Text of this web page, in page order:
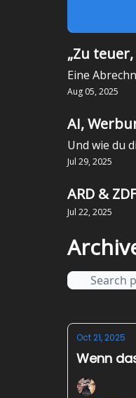
„Zu
Eine
Aug 05, 2025
AI,
Und wie du
Jul 29, 2025
ARD &
Jul 22, 2025
Oct 21, 2025
Wenn